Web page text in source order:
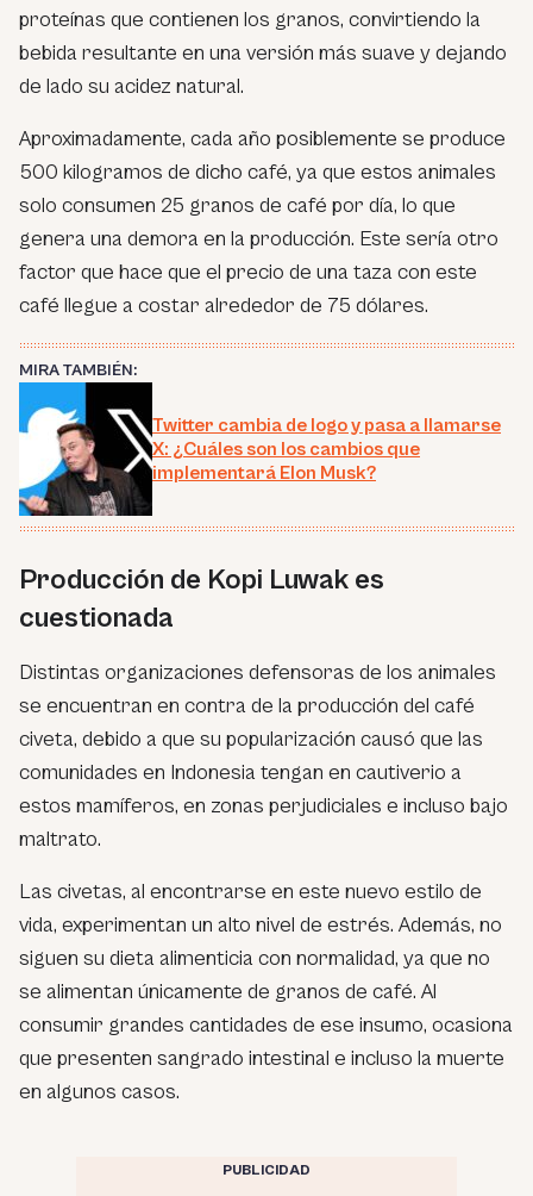
proteínas que contienen los granos, convirtiendo la
bebida resultante en una versión más suave y dejando
de lado su acidez natural.
Aproximadamente, cada año posiblemente se produce
500 kilogramos de dicho café, ya que estos animales
solo consumen 25 granos de café por día, lo que
genera una demora en la producción. Este sería otro
factor que hace que el precio de una taza con este
café llegue a costar alrededor de 75 dólares.
MIRA TAMBIÉN:
Twitter cambia de logo y pasa a llamarse
X: ¿Cuáles son los cambios que
implementará Elon Musk?
Producción de Kopi Luwak es
cuestionada
Distintas organizaciones defensoras de los animales
se encuentran en contra de la producción del café
civeta, debido a que su popularización causó que las
comunidades en Indonesia tengan en cautiverio a
estos mamíferos, en zonas perjudiciales e incluso bajo
maltrato.
Las civetas, al encontrarse en este nuevo estilo de
vida, experimentan un alto nivel de estrés. Además, no
siguen su dieta alimenticia con normalidad, ya que no
se alimentan únicamente de granos de café. Al
consumir grandes cantidades de ese insumo, ocasiona
que presenten sangrado intestinal e incluso la muerte
en algunos casos.
PUBLICIDAD